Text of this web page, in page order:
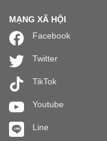
MẠNG XÃ HỘI
Facebook
Twitter
TikTok
Youtube
Line